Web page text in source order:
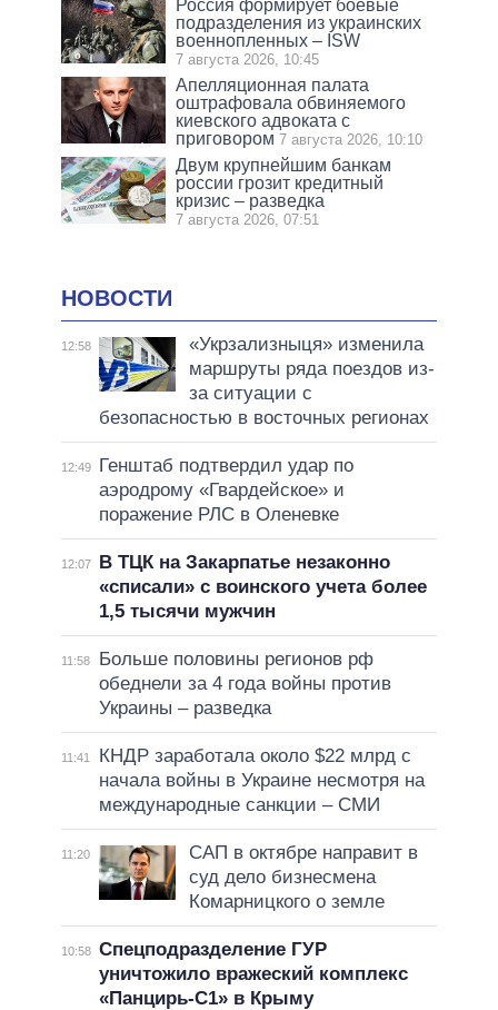
Россия формирует боевые
подразделения из украинских
военнопленных – ISW
7 августа 2026, 10:45
Апелляционная палата
оштрафовала обвиняемого
киевского адвоката с
приговором 7 августа 2026, 10:10
Двум крупнейшим банкам
россии грозит кредитный
кризис – разведка
7 августа 2026, 07:51
НОВОСТИ
12:58
«Укрзализныця» изменила
маршруты ряда поездов из-
за ситуации с
безопасностью в восточных регионах
12:49
Генштаб подтвердил удар по
аэродрому «Гвардейское» и
поражение РЛС в Оленевке
12:07
В ТЦК на Закарпатье незаконно
«списали» с воинского учета более
1,5 тысячи мужчин
11:58
Больше половины регионов рф
обеднели за 4 года войны против
Украины – разведка
11:41
КНДР заработала около $22 млрд с
начала войны в Украине несмотря на
международные санкции – СМИ
11:20
САП в октябре направит в
суд дело бизнесмена
Комарницкого о земле
10:58 Спецподразделение ГУР
уничтожило вражеский комплекс
«Панцирь-С1» в Крыму